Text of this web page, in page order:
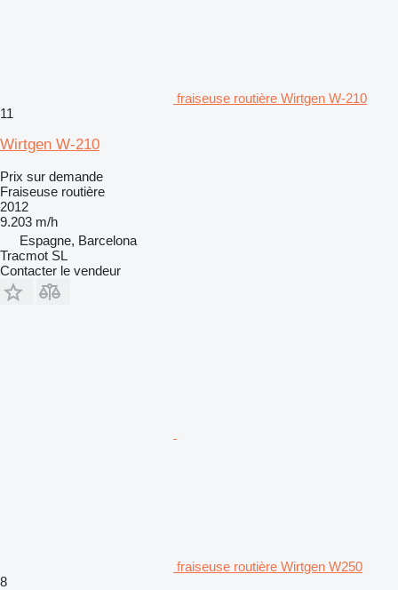
fraiseuse routière Wirtgen W-210
11
Wirtgen W-210
Prix sur demande
Fraiseuse routière
2012
9.203 m/h
Espagne, Barcelona
Tracmot SL
Contacter le vendeur
fraiseuse routière Wirtgen W250
8